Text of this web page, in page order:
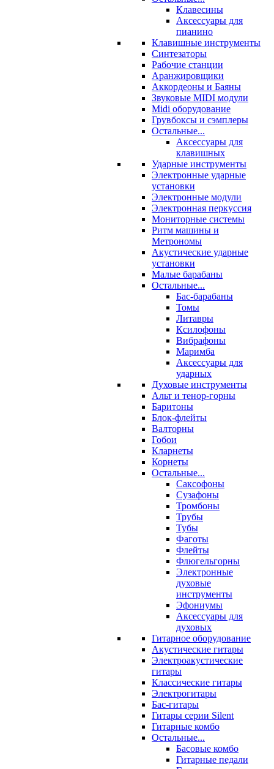
Клавесины
Аксессуары для
пианино
Клавишные инструменты
Синтезаторы
Рабочие станции
Аранжировщики
Аккордеоны и Баяны
Звуковые MIDI модули
Midi оборудование
Грувбоксы и сэмплеры
Остальные...
Аксессуары для
клавишных
Ударные инструменты
Электронные ударные
установки
Электронные модули
Электронная перкуссия
Мониторные системы
Ритм машины и
Метрономы
Акустические ударные
установки
Малые барабаны
Остальные...
Бас-барабаны
Томы
Литавры
Ксилофоны
Вибрафоны
Маримба
Аксессуары для
ударных
Духовые инструменты
Альт и тенор-горны
Баритоны
Блок-флейты
Валторны
Гобои
Кларнеты
Корнеты
Остальные...
Саксофоны
Сузафоны
Тромбоны
Трубы
Тубы
Фаготы
Флейты
Флюгельгорны
Электронные
духовые
инструменты
Эфониумы
Аксессуары для
духовых
Гитарное оборудование
Акустические гитары
Электроакустические
гитары
Классические гитары
Электрогитары
Бас-гитары
Гитары серии Silent
Гитарные комбо
Остальные...
Басовые комбо
Гитарные педали